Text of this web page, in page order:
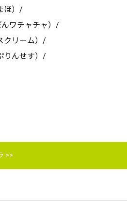
ほ）/
ワチャチャ）/
クリーム）/
りんせす）/
>>